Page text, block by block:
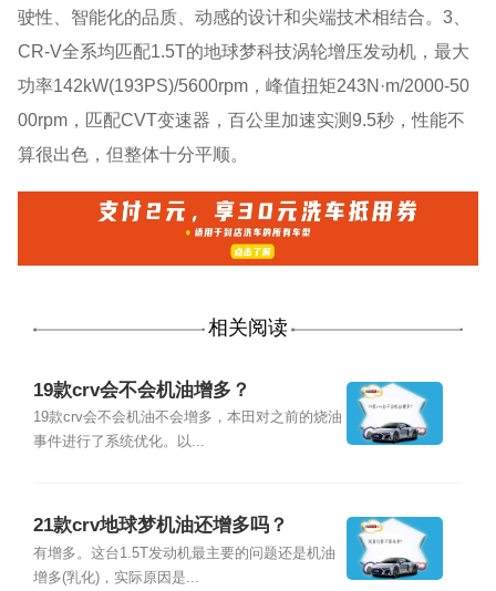
驶性、智能化的品质、动感的设计和尖端技术相结合。3、
CR-V全系均匹配1.5T的地球梦科技涡轮增压发动机，最大
功率142kW(193PS)/5600rpm，峰值扭矩243N·m/2000-50
00rpm，匹配CVT变速器，百公里加速实测9.5秒，性能不
算很出色，但整体十分平顺。
相关阅读
19款crv会不会机油增多？
19款crv会不会机油不会增多，本田对之前的烧油
事件进行了系统优化。以...
21款crv地球梦机油还增多吗？
有增多。这台1.5T发动机最主要的问题还是机油
增多(乳化)，实际原因是...